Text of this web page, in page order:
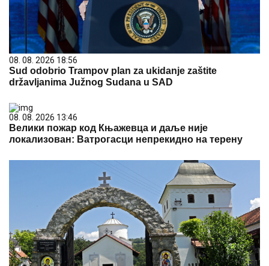
08. 08. 2026 18:56
Sud odobrio Trampov plan za ukidanje zaštite
državljanima Južnog Sudana u SAD
08. 08. 2026 13:46
Велики пожар код Књажевца и даље није
локализован: Ватрогасци непрекидно на терену